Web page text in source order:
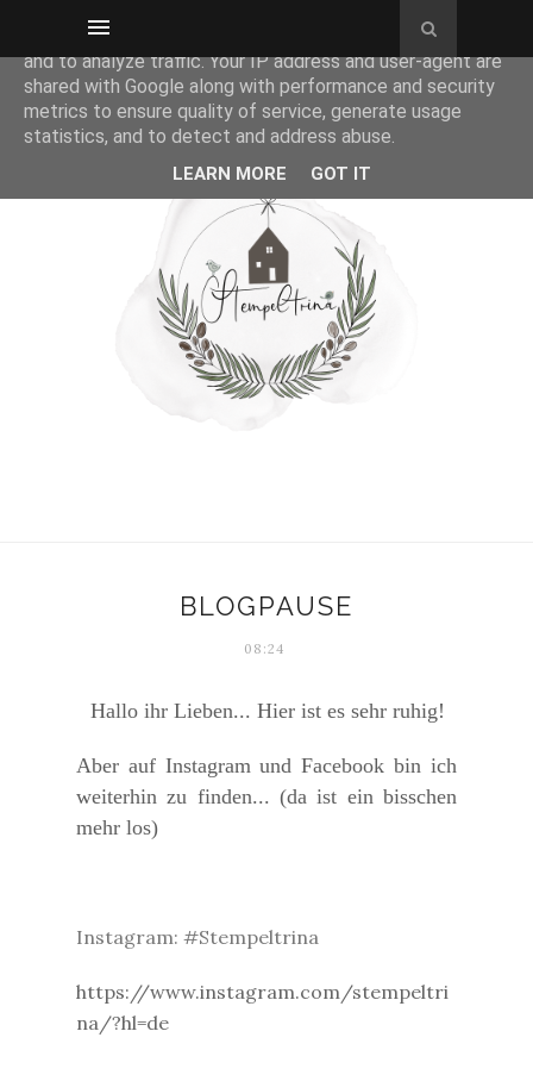
BLOGPAUSE
08:24
Hallo ihr Lieben... Hier ist es sehr ruhig!
Aber auf Instagram und Facebook bin ich
weiterhin zu finden... (da ist ein bisschen
mehr los)
Instagram: #Stempeltrina
https://www.instagram.com/stempeltri
na/?hl=de
This site uses cookies from Google to deliver its services
and to analyze traffic. Your IP address and user-agent are
shared with Google along with performance and security
metrics to ensure quality of service, generate usage
statistics, and to detect and address abuse.
LEARN MORE GOT IT